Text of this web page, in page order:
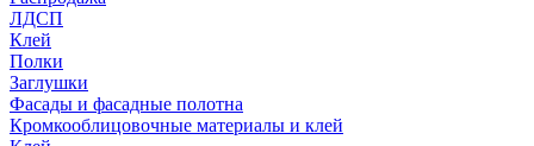
ЛДСП
Клей
Полки
Заглушки
Фасады и фасадные полотна
Кромкооблицовочные материалы и клей